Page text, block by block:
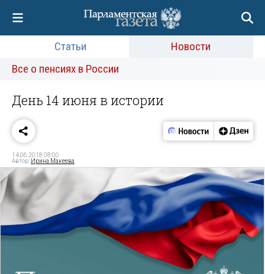
Статьи
Новости
Все о пенсиях в России
День 14 июня в истории
14.06.2018 08:00
Автор: Ирина Макеева